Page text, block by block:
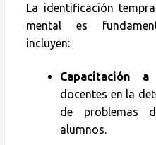
La identificación
mental es
incluyen:
Capacitación a
docentes en la
de problemas
alumnos.